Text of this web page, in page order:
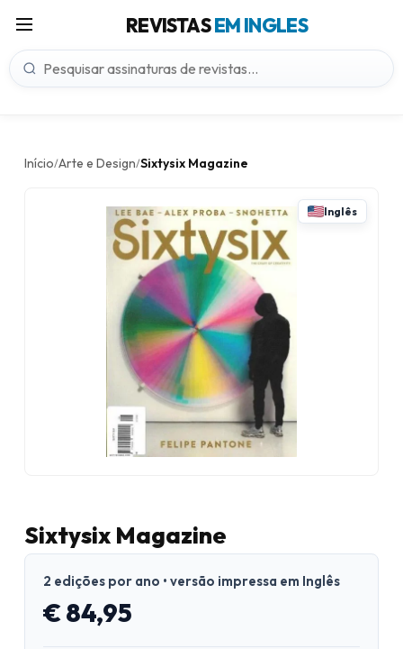
REVISTASEM INGLES
Início/Arte e Design/Sixtysix Magazine
Inglês
Sixtysix Magazine
2 edições por ano • versão impressa em Inglês
€ 84,95